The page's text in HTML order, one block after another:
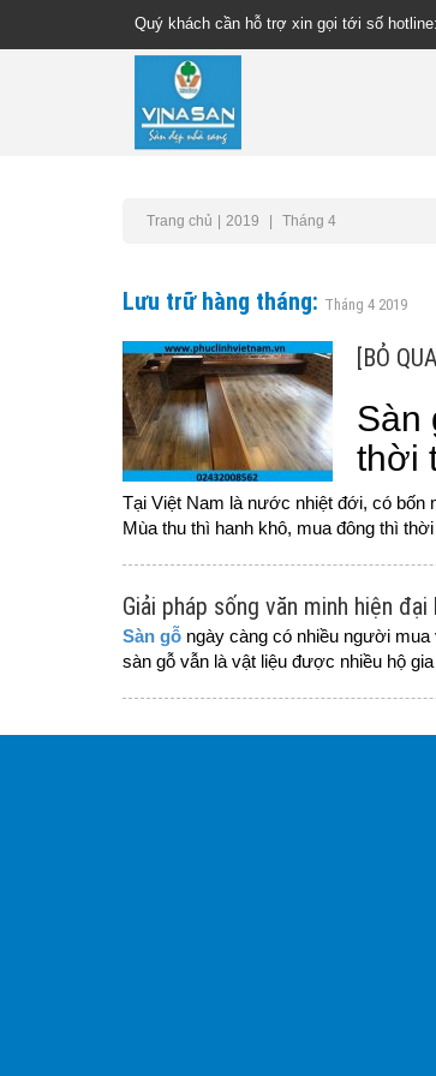
Quý khách cần hỗ trợ xin gọi tới số hotline:
Trang chủ 2019 Tháng 4
Lưu trữ hàng tháng: Tháng 4 2019
[BỎ
Sàn
thời
Tại Việt Nam là nước nhiệt đới, có bốn
Mùa thu thì hanh khô, mua đông thì
Giải pháp sống văn minh hiện
Sàn gỗ ngày càng có nhiều người
sàn gỗ vẫn là vật liệu được nhiều hộ